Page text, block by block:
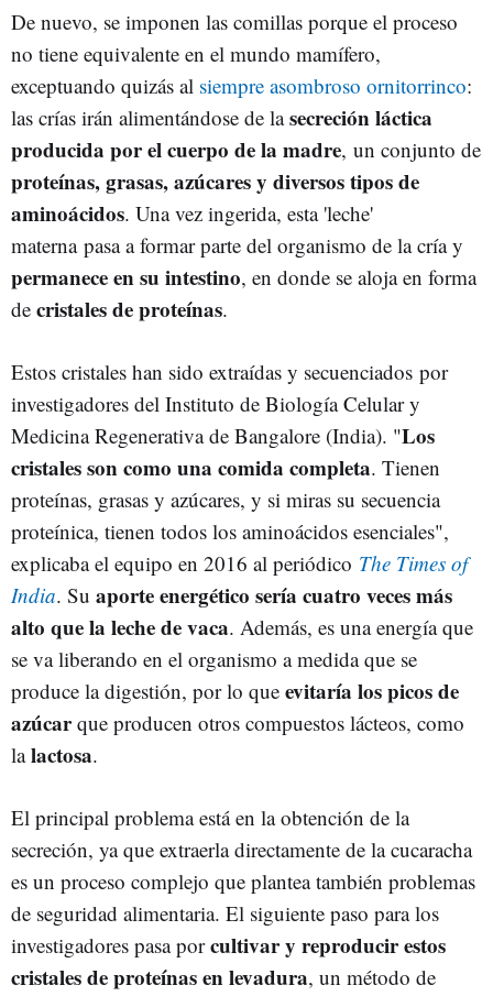
De nuevo, se imponen las comillas porque el proceso
no tiene equivalente en el mundo mamífero,
exceptuando quizás al siempre asombroso ornitorrinco:
las crías irán alimentándose de lasecreción láctica
producida por el cuerpo de la madre, un conjunto de
proteínas, grasas, azúcares y diversos tipos de
aminoácidos. Una vez ingerida, esta 'leche'
materna pasa a formar parte del organismo de la cría y
permanece en su intestino, en donde se aloja en forma
de cristales de proteínas.
Estos cristales han sido extraídas y secuenciados por
investigadores del Instituto de Biología Celular y
Medicina Regenerativa de Bangalore (India). "Los
cristales son como una comida completa. Tienen
proteínas, grasas y azúcares, y si miras su secuencia
proteínica, tienen todos los aminoácidos esenciales",
explicaba el equipo en 2016 al periódico The Times of
India. Su aporte energético sería cuatro veces más
alto que la leche de vaca. Además, es una energía que
se va liberando en el organismo a medida que se
produce la digestión, por lo que evitaría los picos de
azúcarque producen otros compuestos lácteos, como
lalactosa.
El principal problema está en la obtención de la
secreción, ya que extraerla directamente de la cucaracha
es un proceso complejo que plantea también problemas
de seguridad alimentaria. El siguiente paso para los
investigadores pasa porcultivar y reproducir estos
cristales de proteínas en levadura, un método de